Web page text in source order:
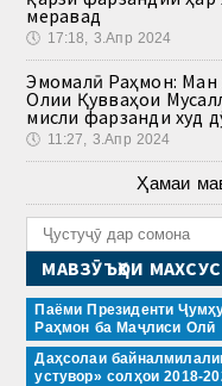
меравад
🕔 17:18, 3.Апр 2024
Эмомалӣ Раҳмон:
Олии Қувваҳои
мисли фарзанди худ
🕔 11:27, 3.Апр 2024
Ҳамаи
МАВЗӮЪҲОИ МАХСУС
Паёми Президенти
Раҳмон ба Маҷлиси Олӣ
Даҳсолаи
устувор» солҳои 2018-